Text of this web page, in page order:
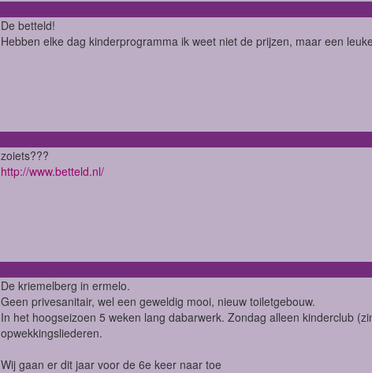
De betteld!
Hebben elke dag kinderprogramma ik weet niet de prijzen, maar een
zoiets???
http://www.betteld.nl/
De kriemelberg in ermelo.
Geen privesanitair, wel een geweldig mooi, nieuw toiletgebouw.
In het hoogseizoen 5 weken lang dabarwerk. Zondag alleen kinderclub
opwekkingsliederen.
Wij gaan er dit jaar voor de 6e keer naar toe